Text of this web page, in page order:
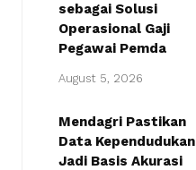
sebagai Solusi
Operasional Gaji
Pegawai Pemda
August 5, 2026
Mendagri Pastikan
Data Kependudukan
Jadi Basis Akurasi